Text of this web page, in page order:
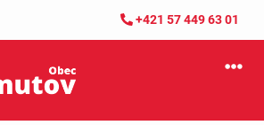
+421 57 449 63 01